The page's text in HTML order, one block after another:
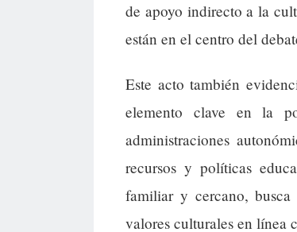
de apoyo indirecto a la
están en el centro del
Este acto también
elemento clave en la
administraciones
recursos y políticas
familiar y cercano,
valores culturales en línea